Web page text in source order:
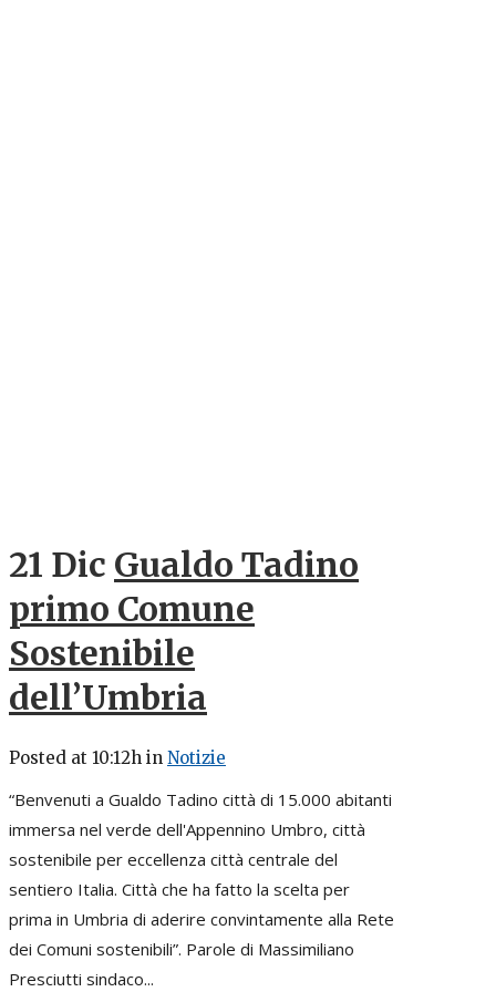
21 Dic Gualdo Tadino
primo Comune
Sostenibile
dell’Umbria
Posted at 10:12h in Notizie
“Benvenuti a Gualdo Tadino città di 15.000 abitanti
immersa nel verde dell'Appennino Umbro, città
sostenibile per eccellenza città centrale del
sentiero Italia. Città che ha fatto la scelta per
prima in Umbria di aderire convintamente alla Rete
dei Comuni sostenibili”. Parole di Massimiliano
Presciutti sindaco...